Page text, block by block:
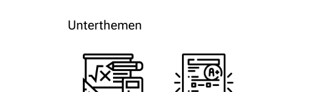
Unterthemen